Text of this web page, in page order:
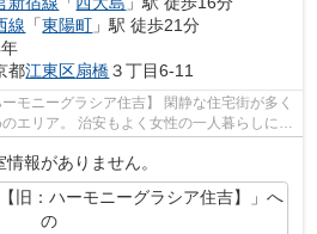
線 「東陽町 」駅 徒歩21分
都江東区扇橋３丁目6-11
シア住吉】 閑静な住宅街が多く
エリア。 治安もよく女性の一人暮らしにも
いる...
情報がありません。
旧：ハーモニーグラシア住吉】」へ
の